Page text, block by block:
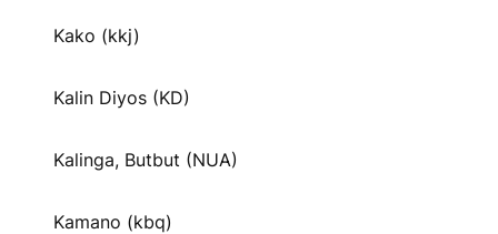
Kako (kkj)
Kalin Diyos (KD)
Kalinga, Butbut (NUA)
Kamano (kbq)